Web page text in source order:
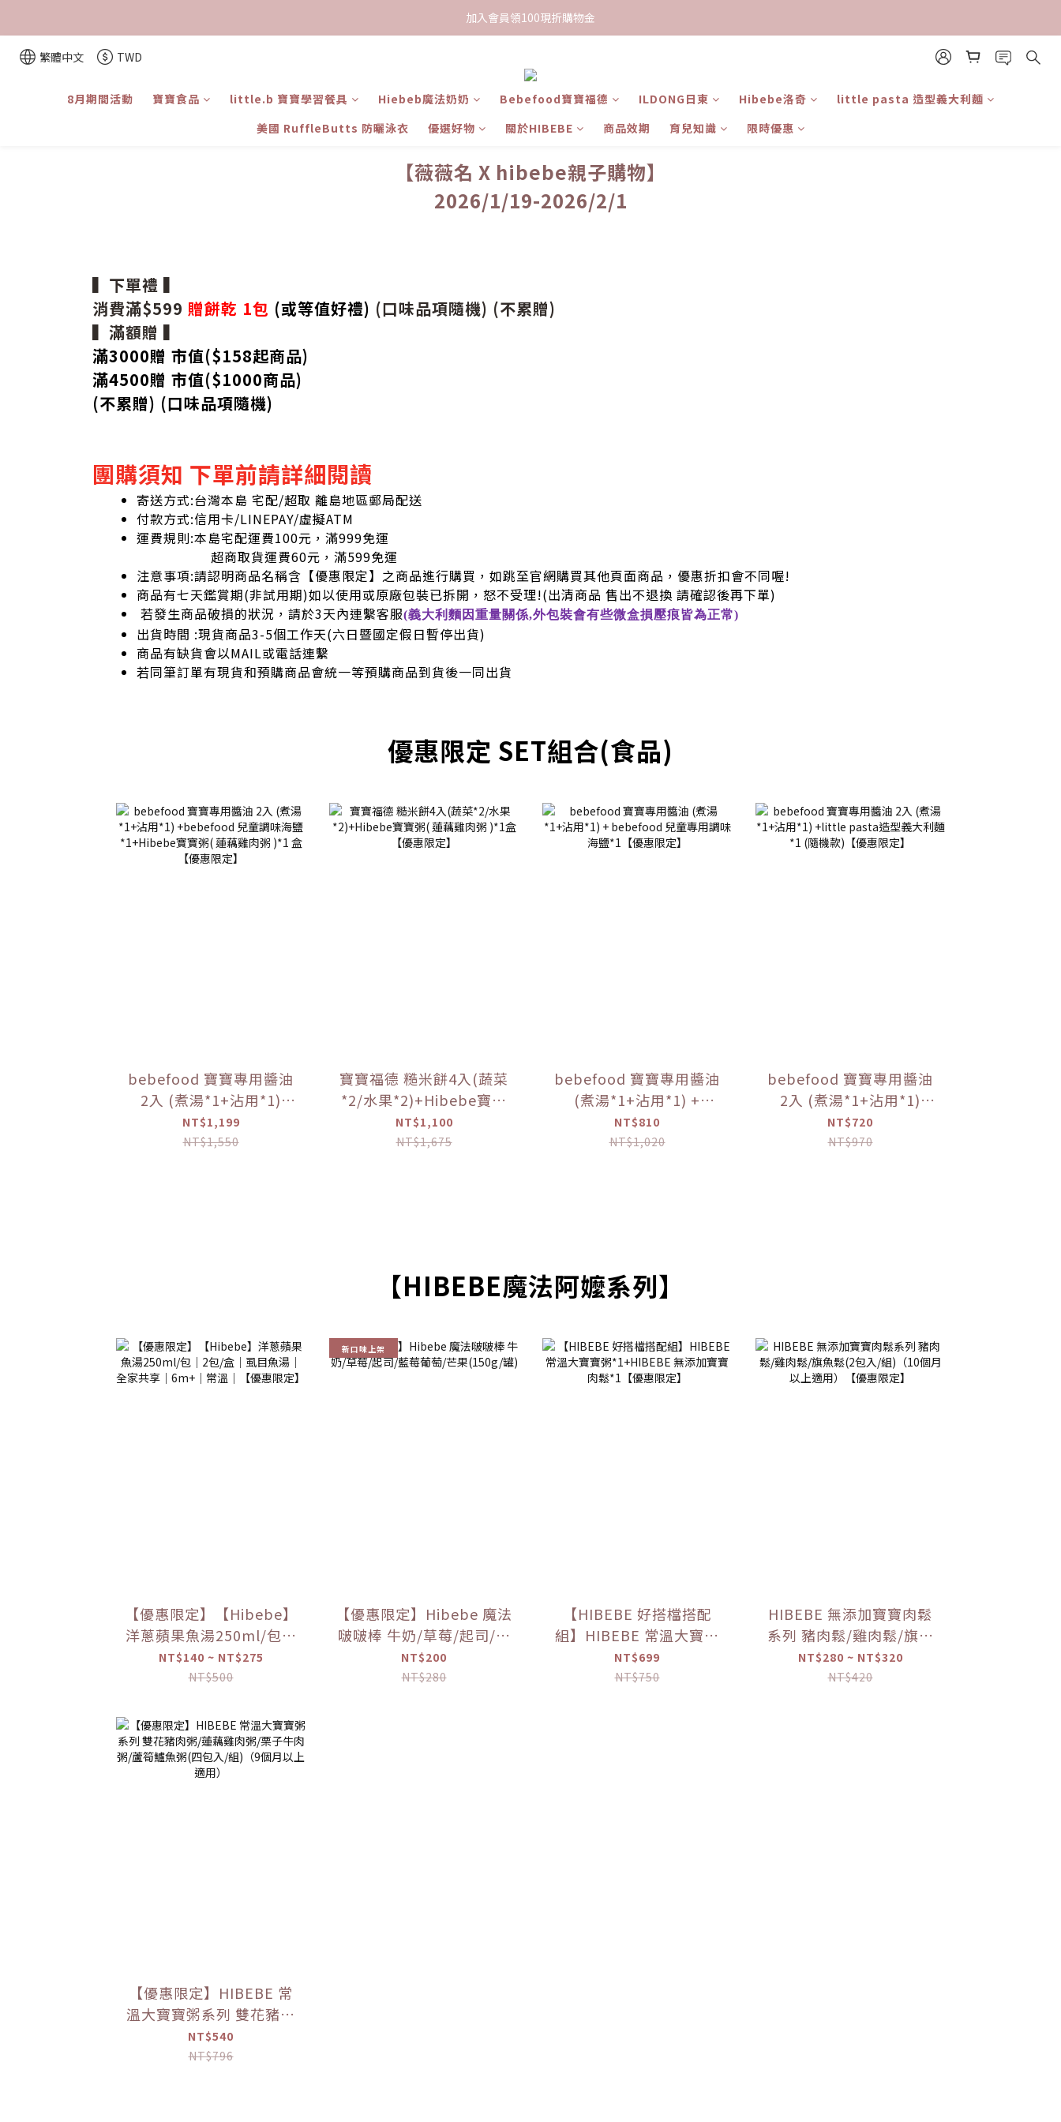
限時下單送餅乾乙包，滿$999免運
加入會員領100現折購物金
繁體中文 TWD
8月期間活動 寶寶食品 little.b 寶寶學習餐具 Hiebeb魔法奶奶 Bebefood寶寶福德 ILDONG日東 Hibebe洛奇
little pasta 造型義大利麵
美國 RuffleButts 防曬泳衣
優選好物 關於HIBEBE 商品效期 育兒知識 限時優惠
【薇薇名 X hibebe親子購物】
2026/1/19-2026/2/1
▍下單禮 ▍
消費滿$599 贈餅乾 1包 (或等值好禮) (口味品項隨機) (不累贈)
▍滿額贈 ▍
滿3000贈 市值($158起商品)
滿4500贈 市值($1000商品)
(不累贈) (口味品項隨機)
團購須知 下單前請詳細閱讀
寄送方式:台灣本島 宅配/超取 離島地區郵局配送
付款方式:信用卡/LINEPAY/虛擬ATM
運費規則:本島宅配運費100元，滿999免運
超商取貨運費60元，滿599免運
注意事項:請認明商品名稱含【優惠限定】之商品進行購買，如跳至官網購買其他頁面商品，優惠折扣會不同喔!
商品有七天鑑賞期(非試用期)如以使用或原廠包裝已拆開，怒不受理!(出清商品 售出不退換 請確認後再下單)
若發生商品破損的狀況，請於3天內連繫客服(義大利麵因重量關係,外包裝會有些微盒損壓痕皆為正常)
出貨時間 :現貨商品3-5個工作天(六日暨國定假日暫停出貨)
商品有缺貨會以MAIL或電話連繫
若同筆訂單有現貨和預購商品會統一等預購商品到貨後一同出貨
優惠限定 SET組合(食品)
bebefood 寶寶專用醬油
2入 (煮湯*1+沾用*1)
+bebefood 兒童調味海鹽
*1+Hibebe寶寶粥( 蓮藕
NT$1,199
NT$1,550
寶寶福德 糙米餅4入(蔬菜
*2/水果*2)+Hibebe寶寶
粥( 蓮藕雞肉粥 )*1盒 【優
惠限定】
NT$1,100
NT$1,675
bebefood 寶寶專用醬油
(煮湯*1+沾用*1) +
bebefood 兒童專用調味
海鹽*1【優惠限定】
NT$810
NT$1,020
bebefood 寶寶專用醬油
2入 (煮湯*1+沾用*1)
+little pasta造型義大利
麵*1 (隨機款)【優惠限
NT$720
NT$970
【HIBEBE魔法阿嬤系列】
【優惠限定】【Hibebe】
洋蔥蘋果魚湯250ml/包｜
2包/盒｜虱目魚湯｜全家
共享｜6m+｜常溫｜【優
NT$140 ~ NT$275
NT$500
新口味上架
【優惠限定】Hibebe 魔法
啵啵棒 牛奶/草莓/起司/藍
莓葡萄/芒果(150g/罐)
NT$200
NT$280
【HIBEBE 好搭檔搭配
組】HIBEBE 常溫大寶寶
粥*1+HIBEBE 無添加寶寶
肉鬆*1【優惠限定】
NT$699
NT$750
HIBEBE 無添加寶寶肉鬆
系列 豬肉鬆/雞肉鬆/旗魚
鬆(2包入/組)（10個月以
上適用）【優惠限定】
NT$280 ~ NT$320
NT$420
【優惠限定】HIBEBE 常
溫大寶寶粥系列 雙花豬肉
粥/蓮藕雞肉粥/栗子牛肉
粥/蘆筍鱸魚粥(四包入/組)
NT$540
NT$796